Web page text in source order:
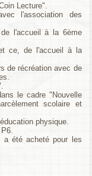
Lecture".
l'association des
l'accueil à la 6ème
ce, de l'accueil à la
de récréation avec de
le cadre "Nouvelle
scolaire et
physique.
a été acheté pour les